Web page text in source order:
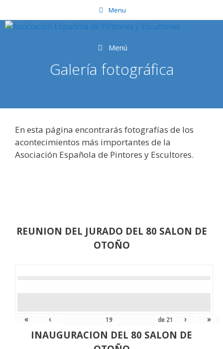
al
contenido
Menu
Menú
Galería fotográfica
En esta página encontrarás fotografías de los
acontecimientos más importantes de la
Asociación Española de Pintores y Escultores.
REUNION DEL JURADO DEL 80 SALON DE
OTOÑO
« ‹ de 21 › »
INAUGURACION DEL 80 SALON DE